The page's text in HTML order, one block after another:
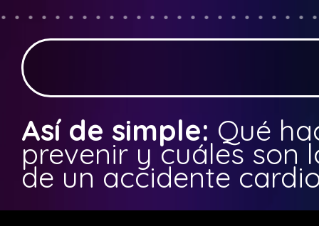
Así de simple: Qué
prevenir y cuáles son
de un accidente